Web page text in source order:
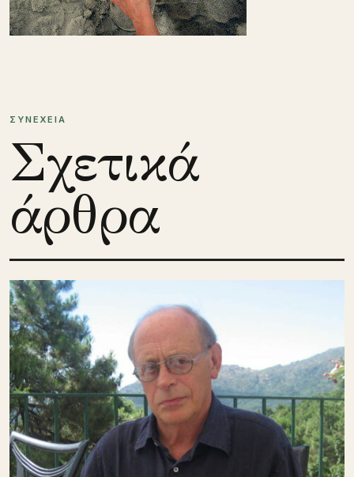
ΣΥΝΕΧΕΙΑ
Σχετικά
άρθρα